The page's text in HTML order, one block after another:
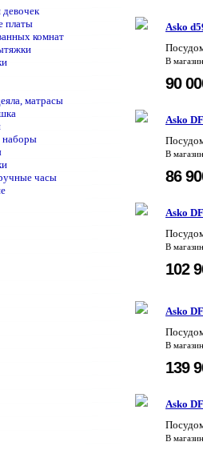
платы
комнат
матрасы
наборы
часы
Asko
В
90
Asko
В
86
Asko
В
102
Asko
В
139
Asko
В